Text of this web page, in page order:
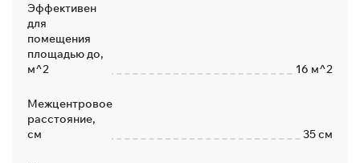
Эффективен
для
помещения
площадью до,
м^2
16 м^2
Межцентровое
расстояние,
см
35 см